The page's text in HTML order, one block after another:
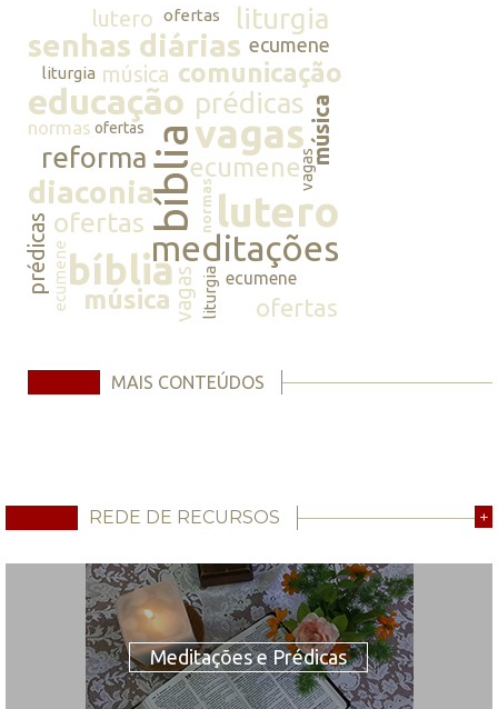
lutero ofertas liturgia
senhas diárias ecumene
liturgia música comunicação
educação prédicasmúsica
normas ofertasbíbliavagas
reforma
diaconia
ecumenevagas
prédicas ofertas normaslutero
meditações
ecumenebíblia
músicavagasliturgia ecumene
ofertas
MAIS CONTEÚDOS
REDE DE RECURSOS +
Meditações e Prédicas